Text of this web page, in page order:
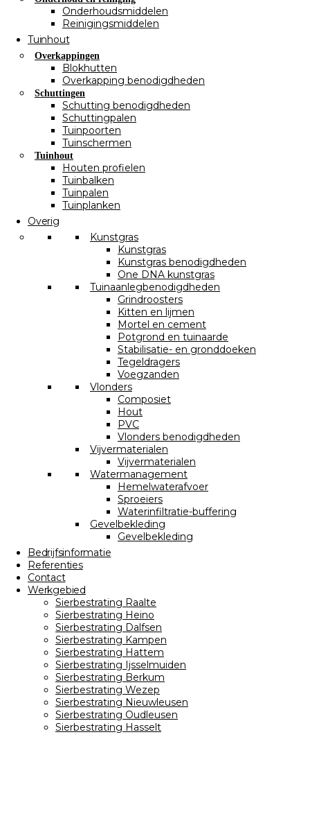
Onderhoudsmiddelen
Reinigingsmiddelen
Tuinhout
Overkappingen
Blokhutten
Overkapping benodigdheden
Schuttingen
Schutting benodigdheden
Schuttingpalen
Tuinpoorten
Tuinschermen
Tuinhout
Houten profielen
Tuinbalken
Tuinpalen
Tuinplanken
Overig
Kunstgras
Kunstgras
Kunstgras benodigdheden
One DNA kunstgras
Tuinaanlegbenodigdheden
Grindroosters
Kitten en lijmen
Mortel en cement
Potgrond en tuinaarde
Stabilisatie- en gronddoeken
Tegeldragers
Voegzanden
Vlonders
Composiet
Hout
PVC
Vlonders benodigdheden
Vijvermaterialen
Vijvermaterialen
Watermanagement
Hemelwaterafvoer
Sproeiers
Waterinfiltratie-buffering
Gevelbekleding
Gevelbekleding
Bedrijfsinformatie
Referenties
Contact
Werkgebied
Sierbestrating Raalte
Sierbestrating Heino
Sierbestrating Dalfsen
Sierbestrating Kampen
Sierbestrating Hattem
Sierbestrating Ijsselmuiden
Sierbestrating Berkum
Sierbestrating Wezep
Sierbestrating Nieuwleusen
Sierbestrating Oudleusen
Sierbestrating Hasselt